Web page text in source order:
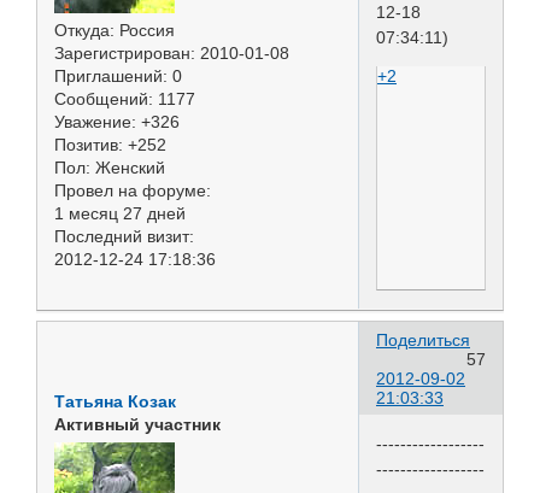
Откуда: Россия
Зарегистрирован: 2010-01-08
Приглашений: 0
Сообщений: 1177
Уважение: +326
Позитив: +252
Пол: Женский
Провел на форуме:
1 месяц 27 дней
Последний визит:
2012-12-24 17:18:36
12-18
07:34:11)
+2
Поделиться
57
2012-09-02
21:03:33
Татьяна Козак
Активный участник
------------------
------------------